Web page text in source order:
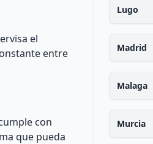
el
entre
con
que pueda
Lugo
Madrid
Malaga
Murcia